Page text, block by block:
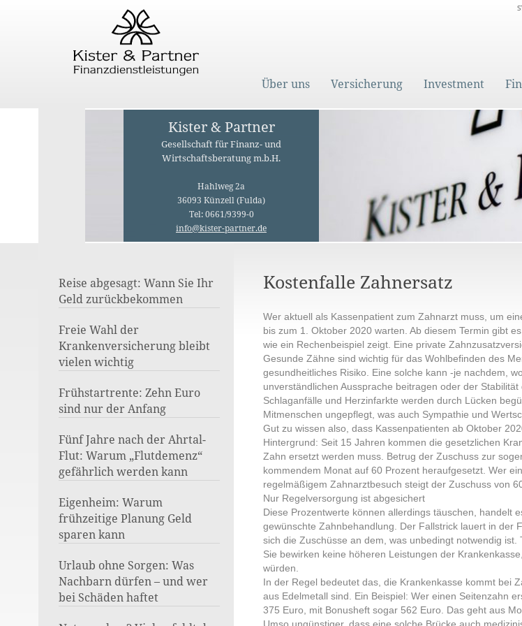
Über uns Versicherung Investment
Kister & Partner
Gesellschaft für Finanz- und
Wirtschaftsberatung m.b.H.
Hahlweg 2a
36093 Künzell (Fulda)
Tel: 0661/9399-0
info@kister-partner.de
Reise abgesagt: Wann Sie Ihr
Geld zurückbekommen
Freie Wahl der
Krankenversicherung bleibt
vielen wichtig
Frühstartrente: Zehn Euro
sind nur der Anfang
Fünf Jahre nach der Ahrtal-
Flut: Warum „Flutdemenz“
gefährlich werden kann
Eigenheim: Warum
frühzeitige Planung Geld
sparen kann
Urlaub ohne Sorgen: Was
Nachbarn dürfen – und wer
bei Schäden haftet
Kostenfalle Zahnersatz
Wer aktuell als Kassenpatient zum Zahnarzt muss, um
bis zum 1. Oktober 2020 warten. Ab diesem Termin gibt
wie ein Rechenbeispiel zeigt. Eine private
Gesunde Zähne sind wichtig für das Wohlbefinden des
gesundheitliches Risiko. Eine solche kann -je nachdem,
unverständlichen Aussprache beitragen oder der
Schlaganfälle und Herzinfarkte werden durch Lücken
Mitmenschen ungepflegt, was auch Sympathie und
Gut zu wissen also, dass Kassenpatienten ab Oktober
Hintergrund: Seit 15 Jahren kommen die gesetzlichen
Zahn ersetzt werden muss. Betrug der Zuschuss zur
kommendem Monat auf 60 Prozent heraufgesetzt. Wer
regelmäßigem Zahnarztbesuch steigt der Zuschuss von
Nur Regelversorgung ist abgesichert
Diese Prozentwerte können allerdings täuschen, handelt
gewünschte Zahnbehandlung. Der Fallstrick lauert in der
sich die Zuschüsse an dem, was unbedingt notwendig
Sie bewirken keine höheren Leistungen der
würden.
In der Regel bedeutet das, die Krankenkasse kommt bei
aus Edelmetall sind. Ein Beispiel: Wer einen Seitenzahn
375 Euro, mit Bonusheft sogar 562 Euro. Das geht aus